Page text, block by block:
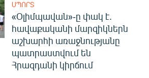
ՍՊՈՐՏ
«Օլիմպավան»-ը փակ է.
հավաքականի մարզիկներն
աշխարհի առաջնությանը
պատրաստվում են
Հրազդանի կիրճում